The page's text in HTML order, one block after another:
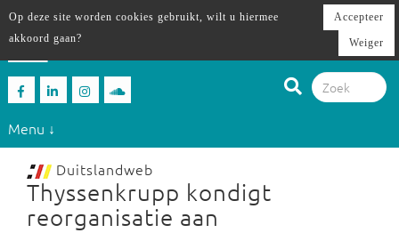
Menu ↓
Duitslandweb
Thyssenkrupp kondigt
reorganisatie aan
Op deze site worden cookies gebruikt, wilt u hiermee
akkoord gaan?
Accepteer
Weiger